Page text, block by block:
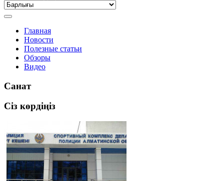
Главная
Новости
Полезные статьи
Обзоры
Видео
Санат
Сіз көрдіңіз